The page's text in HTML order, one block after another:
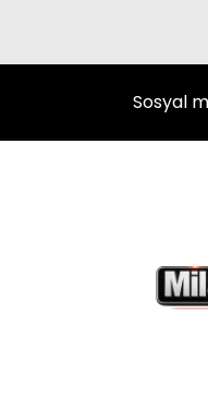
Sosyal